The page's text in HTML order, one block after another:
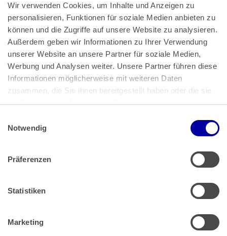
Wir verwenden Cookies, um Inhalte und Anzeigen zu
personalisieren, Funktionen für soziale Medien anbieten zu
können und die Zugriffe auf unsere Website zu analysieren.
Außerdem geben wir Informationen zu Ihrer Verwendung
unserer Website an unsere Partner für soziale Medien,
Werbung und Analysen weiter. Unsere Partner führen diese
Informationen möglicherweise mit weiteren Daten
zusammen, die Sie ihnen bereitgestellt haben oder die sie
im Rahmen Ihrer Nutzung der Dienste gesammelt haben.
Impressum
Notwendig
Präferenzen
Statistiken
Marketing
Bundeskanzlerplatz 2
53113 Bonn
Pressemitteilungen|AGB
Impressum|Datenschutz
Muster Widerrufsformular (PDF)
Barrierefreiheit